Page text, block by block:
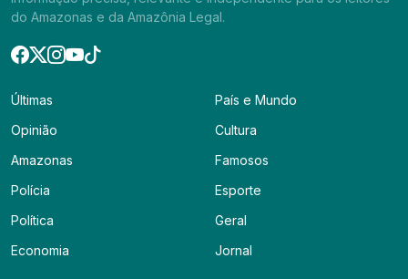
do Amazonas e da Amazônia Legal.
Últimas
Opinião
Amazonas
Polícia
Política
Economia
País e Mundo
Cultura
Famosos
Esporte
Geral
Jornal